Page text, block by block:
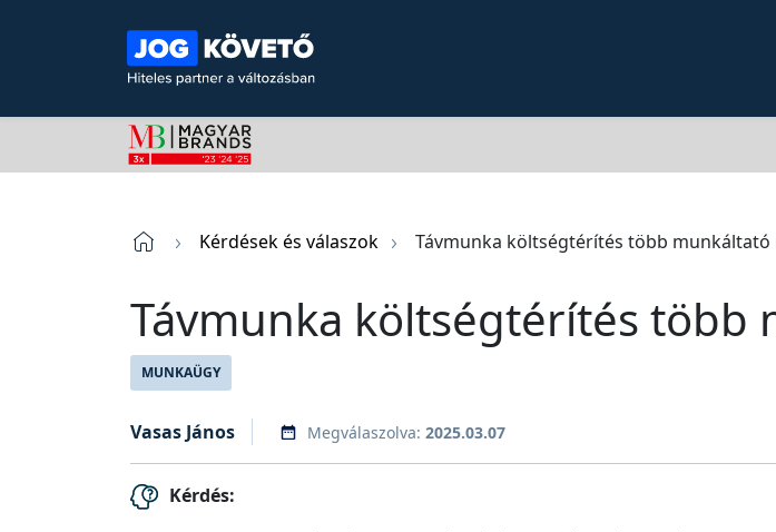
Kérdések és válaszok Távmunka költségtérítés több
Távmunka költségtérítés több
MUNKAÜGY
Vasas János Megválaszolva: 2025.03.07
Kérdés: